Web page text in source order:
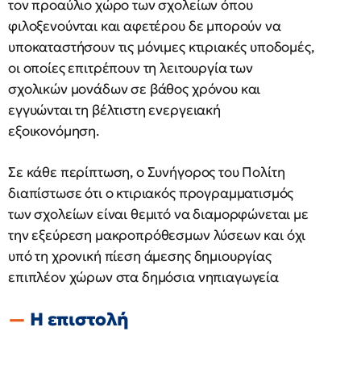
τον προαύλιο χώρο των σχολείων όπου
φιλοξενούνται και αφετέρου δε μπορούν να
υποκαταστήσουν τις μόνιμες κτιριακές υποδομές,
οι οποίες επιτρέπουν τη λειτουργία των
σχολικών μονάδων σε βάθος χρόνου και
εγγυώνται τη βέλτιστη ενεργειακή
εξοικονόμηση.
Σε κάθε περίπτωση, ο Συνήγορος του Πολίτη
διαπίστωσε ότι ο κτιριακός προγραμματισμός
των σχολείων είναι θεμιτό να διαμορφώνεται με
την εξεύρεση μακροπρόθεσμων λύσεων και όχι
υπό τη χρονική πίεση άμεσης δημιουργίας
επιπλέον χώρων στα δημόσια νηπιαγωγεία
Η επιστολή